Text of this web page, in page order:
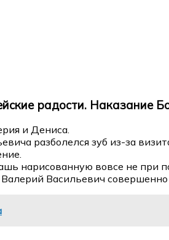
радости. Наказание
и Дениса.
разболелся зуб из-за
нарисованную вовсе не при
Васильевич совершенно